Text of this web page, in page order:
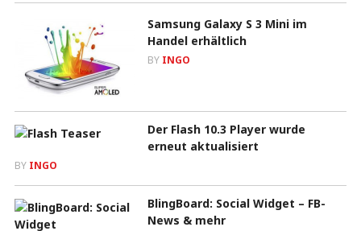
Samsung Galaxy S 3 Mini im
Handel erhältlich
BY INGO
Der Flash 10.3 Player wurde
erneut aktualisiert
BY INGO
BlingBoard: Social Widget – FB-
News & mehr